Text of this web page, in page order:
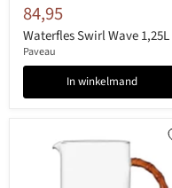
84,95
Waterfles Swirl Wave 1,25L
Paveau
In winkelmand